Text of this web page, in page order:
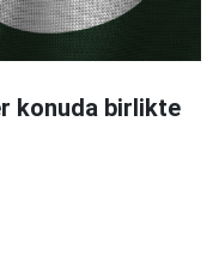
konuda birlikte